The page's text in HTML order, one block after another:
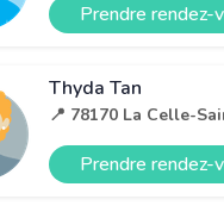
Prendre rendez-
Thyda Tan
📍 78170 La Celle-
Prendre rendez-